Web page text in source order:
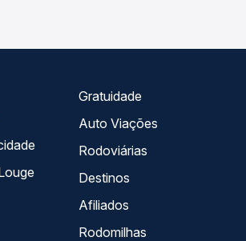
Gratuidade
Auto Viações
Rodoviárias
Destinos
Afiliados
Rodomilhas